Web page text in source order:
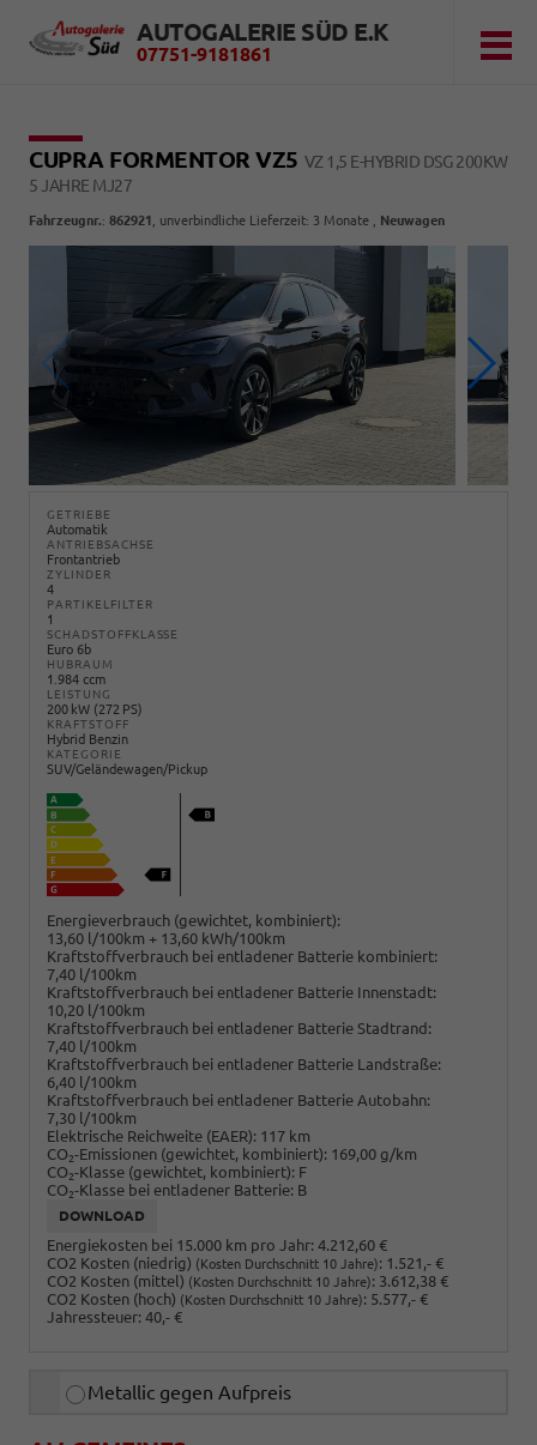
AUTOGALERIE SÜD E.K
07751-9181861
CUPRA FORMENTOR VZ5 VZ 1,5 E-HYBRID DSG 200KW
5 JAHRE MJ27
Fahrzeugnr.: 862921 , unverbindliche Lieferzeit: 3 Monate Neuwagen
GETRIEBE
Automatik
ANTRIEBSACHSE
Frontantrieb
ZYLINDER
4
PARTIKELFILTER
1
SCHADSTOFFKLASSE
Euro 6b
HUBRAUM
1.984 ccm
LEISTUNG
200 kW (272 PS)
KRAFTSTOFF
Hybrid Benzin
KATEGORIE
SUV/Geländewagen/Pickup
Energieverbrauch (gewichtet, kombiniert):
13,60 l/100km + 13,60 kWh/100km
Kraftstoffverbrauch bei entladener Batterie kombiniert:
7,40 l/100km
Kraftstoffverbrauch bei entladener Batterie Innenstadt:
10,20 l/100km
Kraftstoffverbrauch bei entladener Batterie Stadtrand:
7,40 l/100km
Kraftstoffverbrauch bei entladener Batterie Landstraße:
6,40 l/100km
Kraftstoffverbrauch bei entladener Batterie Autobahn:
7,30 l/100km
Elektrische Reichweite (EAER): 117 km
CO2-Emissionen (gewichtet, kombiniert): 169,00 g/km
CO2-Klasse (gewichtet, kombiniert): F
CO2-Klasse bei entladener Batterie: B
DOWNLOAD
Energiekosten bei 15.000 km pro Jahr: 4.212,60 €
CO2 Kosten (niedrig) (Kosten Durchschnitt 10 Jahre): 1.521,- €
CO2 Kosten (mittel) (Kosten Durchschnitt 10 Jahre): 3.612,38 €
CO2 Kosten (hoch) (Kosten Durchschnitt 10 Jahre): 5.577,- €
Jahressteuer: 40,- €
Metallic gegen Aufpreis